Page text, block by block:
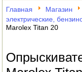
ИНКУБАТОРЫ
СОЛОМОРЕЗКИ
Главная Магазин
электрические,
Marolex Titan 20